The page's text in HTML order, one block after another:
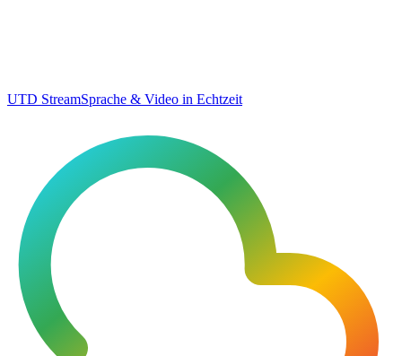
UTD StreamSprache & Video in Echtzeit